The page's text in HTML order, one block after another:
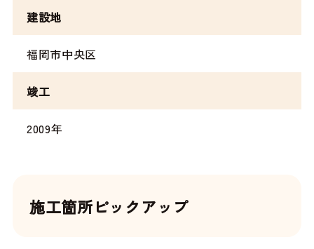
建設地
福岡市中央区
竣工
2009年
施工箇所ピックアップ